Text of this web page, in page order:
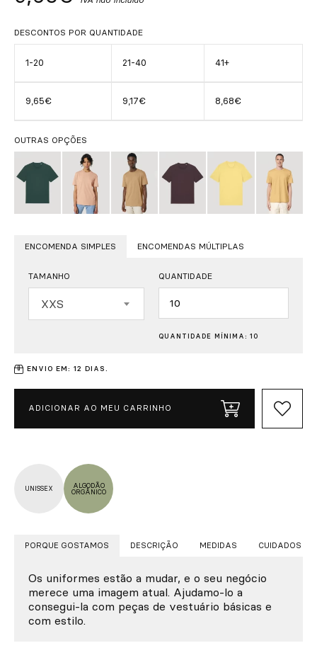
DESCONTOS POR QUANTIDADE
1-20 21-40 41+
9,65€ 9,17€ 8,68€
OUTRAS OPÇÕES
ENCOMENDA SIMPLES ENCOMENDAS MÚLTIPLAS
TAMANHO
XXS
QUANTIDADE
Quantidade
QUANTIDADE MÍNIMA: 10
ENVIO EM: 12 DIAS.
ADICIONAR AO MEU CARRINHO
UNISSEX
ALGODÃO
ORGÂNICO
PORQUE GOSTAMOS DESCRIÇÃO MEDIDAS CUIDADOS
Os uniformes estão a mudar, e o seu negócio
merece uma imagem atual. Ajudamo-lo a
consegui-la com peças de vestuário básicas e
com estilo.